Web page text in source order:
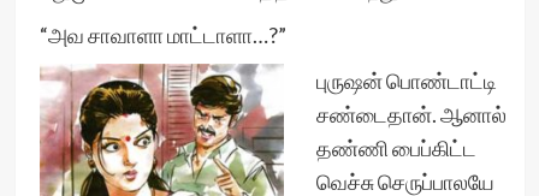
“அவ சாவாளா மாட்டாளா…?”
புருஷன் பொண்டாட்டி
சண்டைதான். ஆனால்
தண்ணி பைப்கிட்ட
வெச்சு செருப்பாலயே